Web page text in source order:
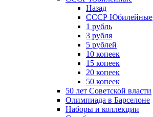
Назад
СССР Юбилейные
1 рубль
3 рубля
5 рублей
10 копеек
15 копеек
20 копеек
50 копеек
50 лет Советской власти
Олимпиада в Барселоне
Наборы и коллекции